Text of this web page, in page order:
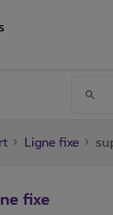
Ligne fixe
fixe